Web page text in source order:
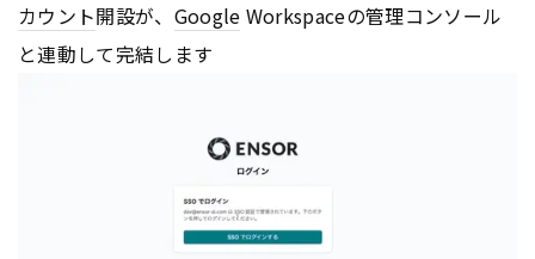
カウント開設が、 Google Workspaceの管理コンソール
と連動して完結します